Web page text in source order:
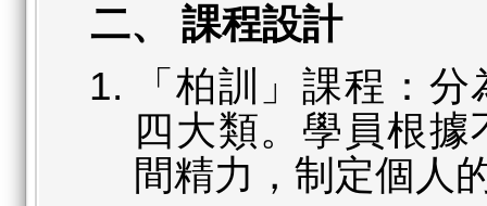
二、 課程設計
「柏訓」課程：
四大類。學員根
間精力，制定個人